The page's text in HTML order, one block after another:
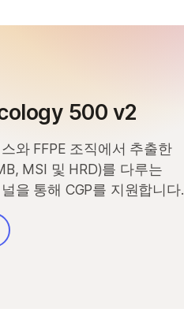
500 v2
와 FFPE 조직에서 추출한
MSI 및 HRD)를 다루는
을 통해 CGP를 지원합니다.